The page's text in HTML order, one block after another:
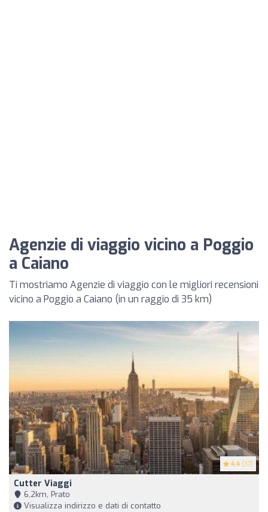
Agenzie di viaggio vicino a Poggio
a Caiano
Ti mostriamo Agenzie di viaggio con le migliori recensioni
vicino a Poggio a Caiano (in un raggio di 35 km)
4.4 (37)
Cutter Viaggi
6,2km, Prato
Visualizza indirizzo e dati di contatto